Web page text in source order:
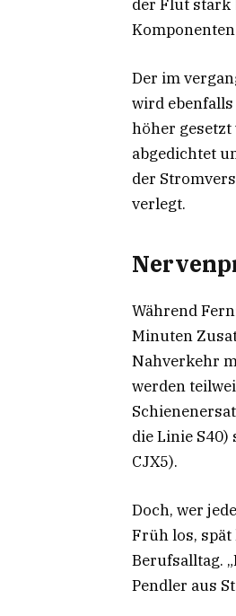
der Flut stark
Der im
wird
höher
abgedichtet
der
verlegt.
Während
Minuten
Nahverkehr
werden
die Linie
CJX5).
Doch, wer
Früh los, spät
Berufsalltag.
Pendler aus